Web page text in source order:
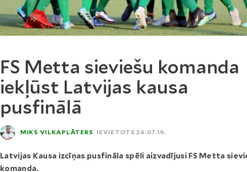
FS Metta sieviešu komanda
iekļūst Latvijas kausa
pusfinālā
MIKS VILKAPLĀTERS IEVIETOTS 24.07.19.
Latvijas Kausa izcīņas pusfināla spēli aizvadījusi FS Metta
komanda.